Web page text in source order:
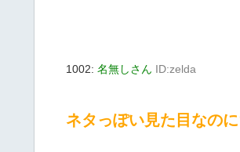
1002: 名無しさん ID:zelda
ネタっぽい見た目なの